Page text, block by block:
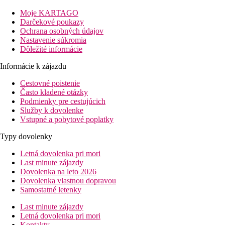
pláže: pri pláži
letisko: 75 km
centrá: 29 km Port Louis
nákupných možností: 150m
telefón
TV/sat.
klimatizácia
trezor
set na prípravu kávy a čaju
dve postele typu Queen
balkón alebo terasa
32m2
Ostatné typy izieb (pokiaľ nie je uvedené inak, majú izby
Dvojlôžková izba, Superior:
Popis hotela
Moje KARTAGO
Darčekové poukazy
Ochrana osobných údajov
Nastavenie súkromia
Dôležité informácie
Informácie k zájazdu
Cestovné poistenie
Často kladené otázky
Podmienky pre cestujúcich
Služby k dovolenke
Vstupné a pobytové poplatky
Typy dovolenky
Letná dovolenka pri mori
Last minute zájazdy
Dovolenka na leto 2026
Dovolenka vlastnou dopravou
Samostatné letenky
Last minute zájazdy
Letná dovolenka pri mori